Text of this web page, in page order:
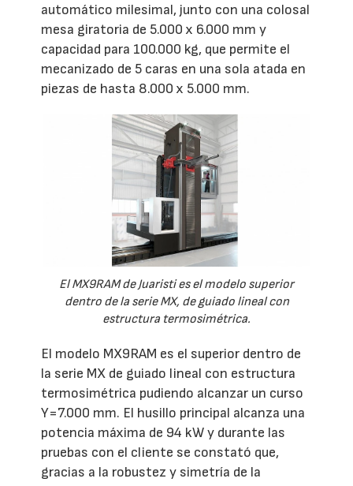
automático milesimal, junto con una colosal
mesa giratoria de 5.000 x 6.000 mm y
capacidad para 100.000 kg, que permite el
mecanizado de 5 caras en una sola atada en
piezas de hasta 8.000 x 5.000 mm.
El MX9RAM de Juaristi es el modelo superior
dentro de la serie MX, de guiado lineal con
estructura termosimétrica.
El modelo MX9RAM es el superior dentro de
la serie MX de guiado lineal con estructura
termosimétrica pudiendo alcanzar un curso
Y=7.000 mm. El husillo principal alcanza una
potencia máxima de 94 kW y durante las
pruebas con el cliente se constató que,
gracias a la robustez y simetría de la